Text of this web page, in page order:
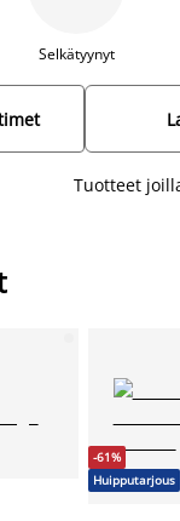
Selkätyynyt
Tuotteet
-61%
Huipputarjous